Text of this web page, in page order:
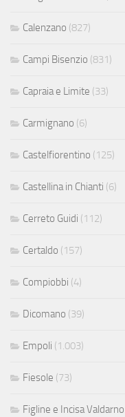
Calenzano (827)
Campi Bisenzio (831)
Capraia e Limite (33)
Carmignano (6)
Castelfiorentino (125)
Castellina in Chianti (6)
Cerreto Guidi (112)
Certaldo (157)
Compiobbi (4)
Dicomano (39)
Empoli (1.003)
Fiesole (73)
Figline e Incisa Valdarno